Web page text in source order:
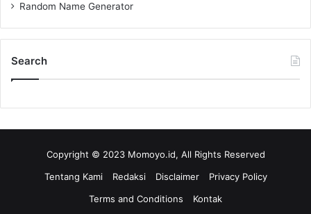
Random Name Generator
Search
Copyright © 2023 Momoyo.id, All Rights Reserved
Tentang Kami
Redaksi Disclaimer
Privacy Policy
Terms and Conditions
Kontak